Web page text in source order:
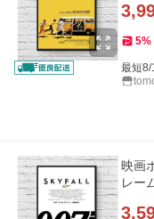
5%
最短8/
映画
レー